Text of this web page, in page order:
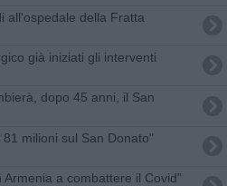
all'ospedale della Fratta
già iniziati gli interventi
dopo 45 anni, il San
milioni sul San Donato"
Armenia a combattere il Covid”